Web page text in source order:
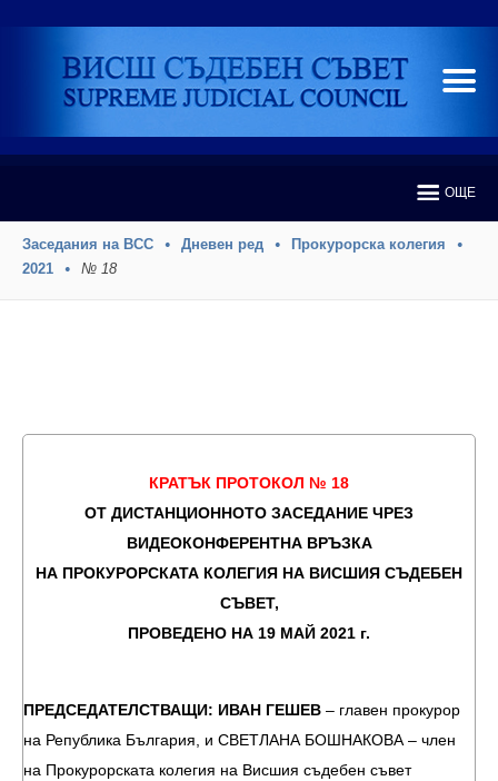
ОЩЕ
Заседания на ВСС Дневен ред
Прокурорска колегия
2021
№ 18
КРАТЪК ПРОТОКОЛ № 18
ОТ ДИСТАНЦИОННОТО ЗАСЕДАНИЕ ЧРЕЗ
ВИДЕОКОНФЕРЕНТНА ВРЪЗКА
НА ПРОКУРОРСКАТА КОЛЕГИЯ НА ВИСШИЯ СЪДЕБЕН
СЪВЕТ,
ПРОВЕДЕНО НА 19 МАЙ 2021 г.
ПРЕДСЕДАТЕЛСТВАЩИ: ИВАН ГЕШЕВ – главен прокурор
на Република България, и СВЕТЛАНА БОШНАКОВА – член
на Прокурорската колегия на Висшия съдебен съвет